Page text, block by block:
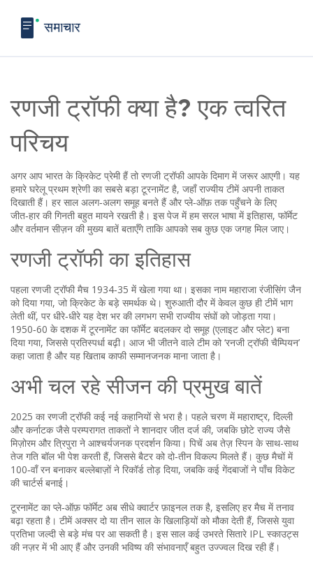
रणजी ट्रॉफी क्या है? एक त्वरित
परिचय
अगर आप भारत के क्रिकेट प्रेमी हैं तो रणजी ट्रॉफी आपके दिमाग में जरूर आएगी। यह
हमारे घरेलू प्रथम श्रेणी का सबसे बड़ा टूरनामेंट है, जहाँ राज्यीय टीमें अपनी ताकत
दिखाती हैं। हर साल अलग‑अलग समूह बनते हैं और प्ले‑ऑफ़ तक पहुँचने के लिए
जीत‑हार की गिनती बहुत मायने रखती है। इस पेज में हम सरल भाषा में इतिहास, फॉर्मेट
और वर्तमान सीज़न की मुख्य बातें बताएँगे ताकि आपको सब कुछ एक जगह मिल जाए।
रणजी ट्रॉफी का इतिहास
पहला रणजी ट्रॉफी मैच 1934‑35 में खेला गया था। इसका नाम महाराजा रंजीसिंग जैन
को दिया गया, जो क्रिकेट के बड़े समर्थक थे। शुरुआती दौर में केवल कुछ ही टीमें भाग
लेती थीं, पर धीरे‑धीरे यह देश भर की लगभग सभी राज्यीय संघों को जोड़ता गया।
1950‑60 के दशक में टूरनामेंट का फॉर्मेट बदलकर दो समूह (एलाइट और प्लेट) बना
दिया गया, जिससे प्रतिस्पर्धा बढ़ी। आज भी जीतने वाले टीम को ‘रनजी ट्रॉफी चैम्पियन’
कहा जाता है और यह खिताब काफी सम्मानजनक माना जाता है।
अभी चल रहे सीजन की प्रमुख बातें
2025 का रणजी ट्रॉफी कई नई कहानियों से भरा है। पहले चरण में महाराष्ट्र, दिल्ली
और कर्नाटक जैसे परम्परागत ताकतों ने शानदार जीत दर्ज की, जबकि छोटे राज्य जैसे
मिज़ोरम और त्रिपुरा ने आश्चर्यजनक प्रदर्शन किया। पिचें अब तेज़ स्पिन के साथ-साथ
तेज गति बॉल भी पेश करती हैं, जिससे बैटर को दो‑तीन विकल्प मिलते हैं। कुछ मैचों में
100‑वाँ रन बनाकर बल्लेबाज़ों ने रिकॉर्ड तोड़ दिया, जबकि कई गेंदबाजों ने पाँच विकेट
की चार्टर्स बनाई।
टूरनामेंट का प्ले‑ऑफ़ फॉर्मेट अब सीधे क्वार्टर फ़ाइनल तक है, इसलिए हर मैच में तनाव
बढ़ा रहता है। टीमें अक्सर दो या तीन साल के खिलाड़ियों को मौका देती हैं, जिससे युवा
प्रतिभा जल्दी से बड़े मंच पर आ सकती है। इस साल कई उभरते सितारे IPL स्काउट्स
की नज़र में भी आए हैं और उनकी भविष्य की संभावनाएँ बहुत उज्ज्वल दिख रही हैं।